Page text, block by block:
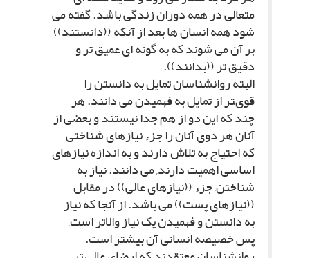
متعالى در همه دوران زندگى باشد. گفته مى
شود همه انسان ها بعد از آنکه ((دانستند))
بر آن مى شوند که به گونه اى عمیق تر و
دقیق تر ((بدانند)).
البته روانشناسان تمایل به دانستن را
قوىتر از تمایل به فهمیدن مى دانند. هر
چند که این دو از هم جدا نیستند و بعضى از
آنان هر دوى آنان را جزء نیازهاى شناختى
که احتیاج به تلاش دارند و به اندازه نیازهاى
اساسى اهمیت دارند, مى دانند. نیاز به
شناختن, جزء ((نیازهاى عالى)) در مقابل
((نیازهاى پست)) مى باشد. از آنجا که نیاز
به دانستن و فهمیدن یک نیاز والاتر است,
پس خصیصه انسانى آن بیشتر است.